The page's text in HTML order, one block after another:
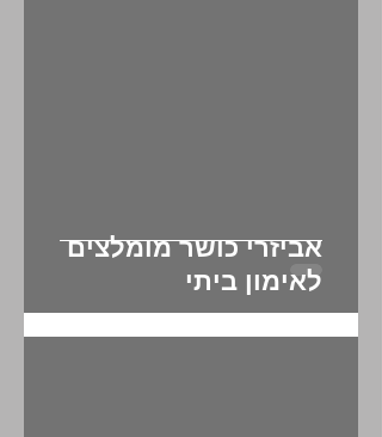
אביזרי כושר מומלצים
לאימון ביתי